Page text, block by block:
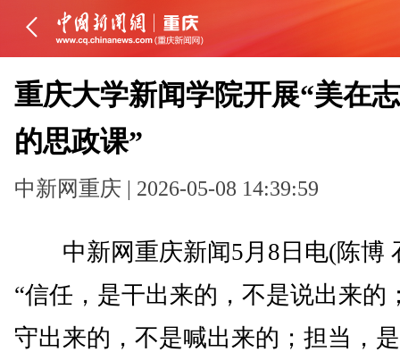
重庆大学新闻学院开展“美在
的思政课”
中新网重庆 | 2026-05-08 14:39:59
中新网重庆新闻5月8日电(陈博
“信任，是干出来的，不是说出来的
守出来的，不是喊出来的；担当，